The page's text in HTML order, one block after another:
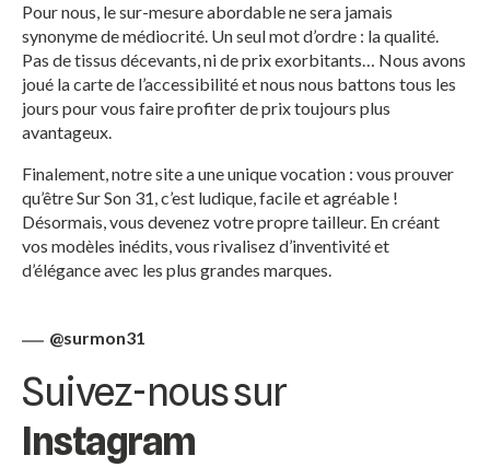
Pour nous, le sur-mesure abordable ne sera jamais
synonyme de médiocrité. Un seul mot d’ordre : la qualité.
Pas de tissus décevants, ni de prix exorbitants… Nous avons
joué la carte de l’accessibilité et nous nous battons tous les
jours pour vous faire profiter de prix toujours plus
avantageux.
Finalement, notre site a une unique vocation : vous prouver
qu’être Sur Son 31, c’est ludique, facile et agréable !
Désormais, vous devenez votre propre tailleur. En créant
vos modèles inédits, vous rivalisez d’inventivité et
d’élégance avec les plus grandes marques.
@surmon31
Suivez-nous sur
Instagram